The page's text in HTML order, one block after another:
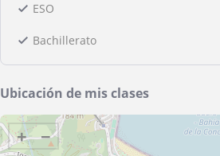
ESO
Bachillerato
Ubicación de mis clases
+ −